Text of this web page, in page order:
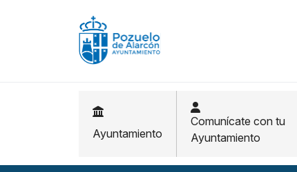
Ayuntamiento
Comunícate con tu
Ayuntamiento